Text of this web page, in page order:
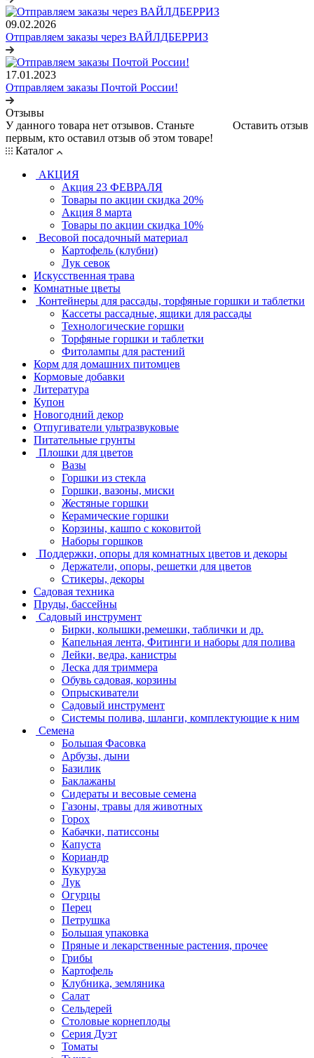
09.02.2026
Отправляем заказы через ВАЙЛДБЕРРИЗ
17.01.2023
Отправляем заказы Почтой России!
Отзывы
Оставить отзыв
У данного товара нет отзывов. Станьте
первым, кто оставил отзыв об этом товаре!
Каталог
АКЦИЯ
Акция 23 ФЕВРАЛЯ
Товары по акции скидка 20%
Акция 8 марта
Товары по акции скидка 10%
Весовой посадочный материал
Картофель (клубни)
Лук севок
Искусственная трава
Комнатные цветы
Контейнеры для рассады, торфяные горшки и таблетки
Кассеты рассадные, ящики для рассады
Технологические горшки
Торфяные горшки и таблетки
Фитолампы для растений
Корм для домашних питомцев
Кормовые добавки
Литература
Купон
Новогодний декор
Отпугиватели ультразвуковые
Питательные грунты
Плошки для цветов
Вазы
Горшки из стекла
Горшки, вазоны, миски
Жестяные горшки
Керамические горшки
Корзины, кашпо с коковитой
Наборы горшков
Поддержки, опоры для комнатных цветов и декоры
Держатели, опоры, решетки для цветов
Стикеры, декоры
Садовая техника
Пруды, бассейны
Садовый инструмент
Бирки, колышки,ремешки, таблички и др.
Капельная лента, Фитинги и наборы для полива
Лейки, ведра, канистры
Леска для триммера
Обувь садовая, корзины
Опрыскиватели
Садовый инструмент
Системы полива, шланги, комплектующие к ним
Семена
Большая Фасовка
Арбузы, дыни
Базилик
Баклажаны
Сидераты и весовые семена
Газоны, травы для животных
Горох
Кабачки, патиссоны
Капуста
Кориандр
Кукуруза
Лук
Огурцы
Перец
Петрушка
Большая упаковка
Пряные и лекарственные растения, прочее
Грибы
Картофель
Клубника, земляника
Салат
Сельдерей
Столовые корнеплоды
Серия Дуэт
Томаты